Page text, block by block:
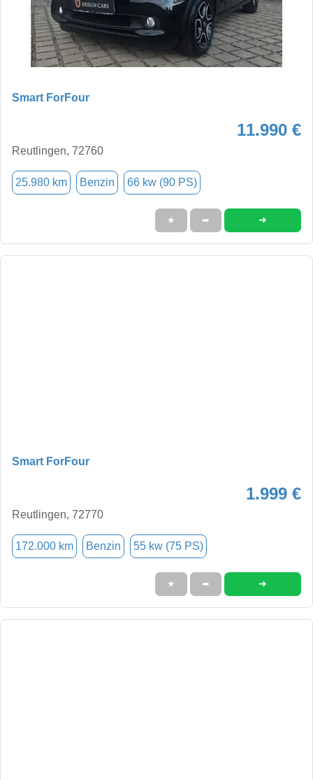
Smart ForFour
11.990 €
Reutlingen, 72760
25.980 km Benzin 66 kw (90 PS)
★ ➦ ➜
Smart ForFour
1.999 €
Reutlingen, 72770
172.000 km Benzin 55 kw (75 PS)
★ ➦ ➜